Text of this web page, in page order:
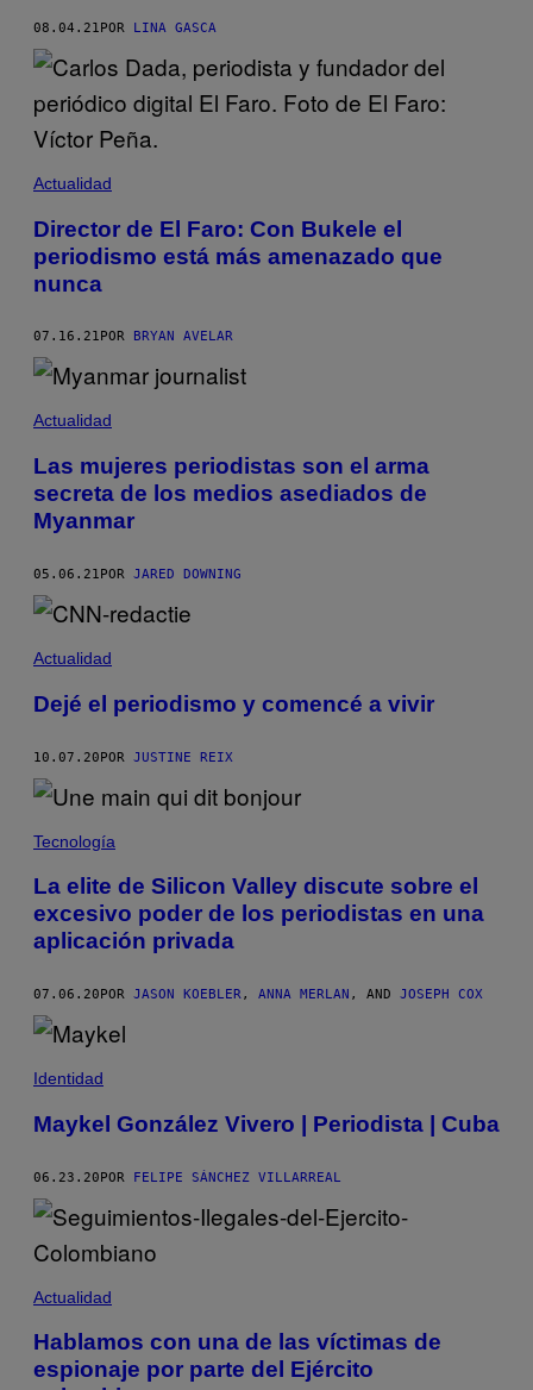
08.04.21POR LINA GASCA
Actualidad
Director de El Faro: Con Bukele el
periodismo está más amenazado que
nunca
07.16.21 POR BRYAN AVELAR
Actualidad
Las mujeres periodistas son el arma
secreta de los medios asediados de
Myanmar
05.06.21POR JARED DOWNING
Actualidad
Dejé el periodismo y comencé a vivir
10.07.20POR JUSTINE REIX
Tecnología
La elite de Silicon Valley discute sobre el
excesivo poder de los periodistas en una
aplicación privada
07.06.20 POR JASON KOEBLER, ANNA MERLAN , AND JOSEPH COX
Identidad
Maykel González Vivero | Periodista | Cuba
06.23.20POR FELIPE SÁNCHEZ VILLARREAL
Actualidad
Hablamos con una de las víctimas de
espionaje por parte del Ejército